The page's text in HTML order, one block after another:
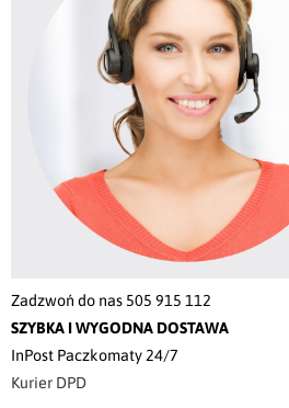
Zadzwoń do nas 505 915 112
SZYBKA I WYGODNA DOSTAWA
InPost Paczkomaty 24/7
Kurier DPD